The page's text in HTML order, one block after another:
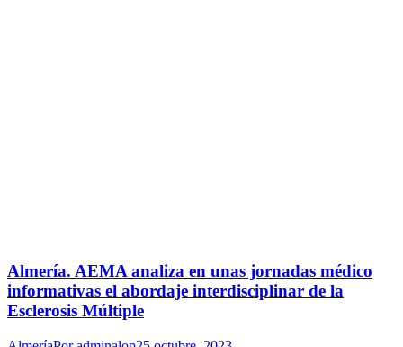
Almería. AEMA analiza en unas jornadas médico
informativas el abordaje interdisciplinar de la
Esclerosis Múltiple